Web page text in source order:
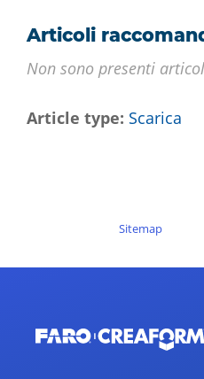
Articoli
Non sono presenti
Article type Scarica
Sitemap